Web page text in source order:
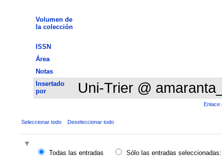
Volumen de
la colección
ISSN
Área
Notas
Insertado
por
Uni-Trier @
Enlace
Seleccionar todo Deseleccionar todo
Todas las entradas Sólo las entradas seleccionadas: